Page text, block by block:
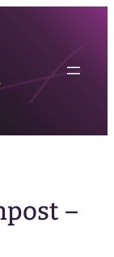
–